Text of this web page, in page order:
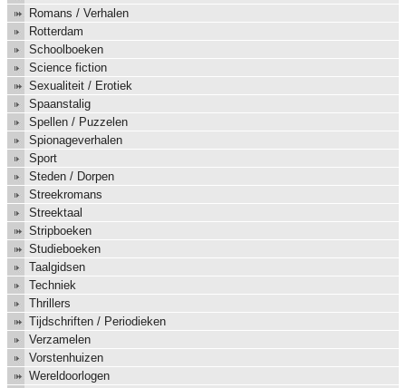
Romans / Verhalen
Rotterdam
Schoolboeken
Science fiction
Sexualiteit / Erotiek
Spaanstalig
Spellen / Puzzelen
Spionageverhalen
Sport
Steden / Dorpen
Streekromans
Streektaal
Stripboeken
Studieboeken
Taalgidsen
Techniek
Thrillers
Tijdschriften / Periodieken
Verzamelen
Vorstenhuizen
Wereldoorlogen